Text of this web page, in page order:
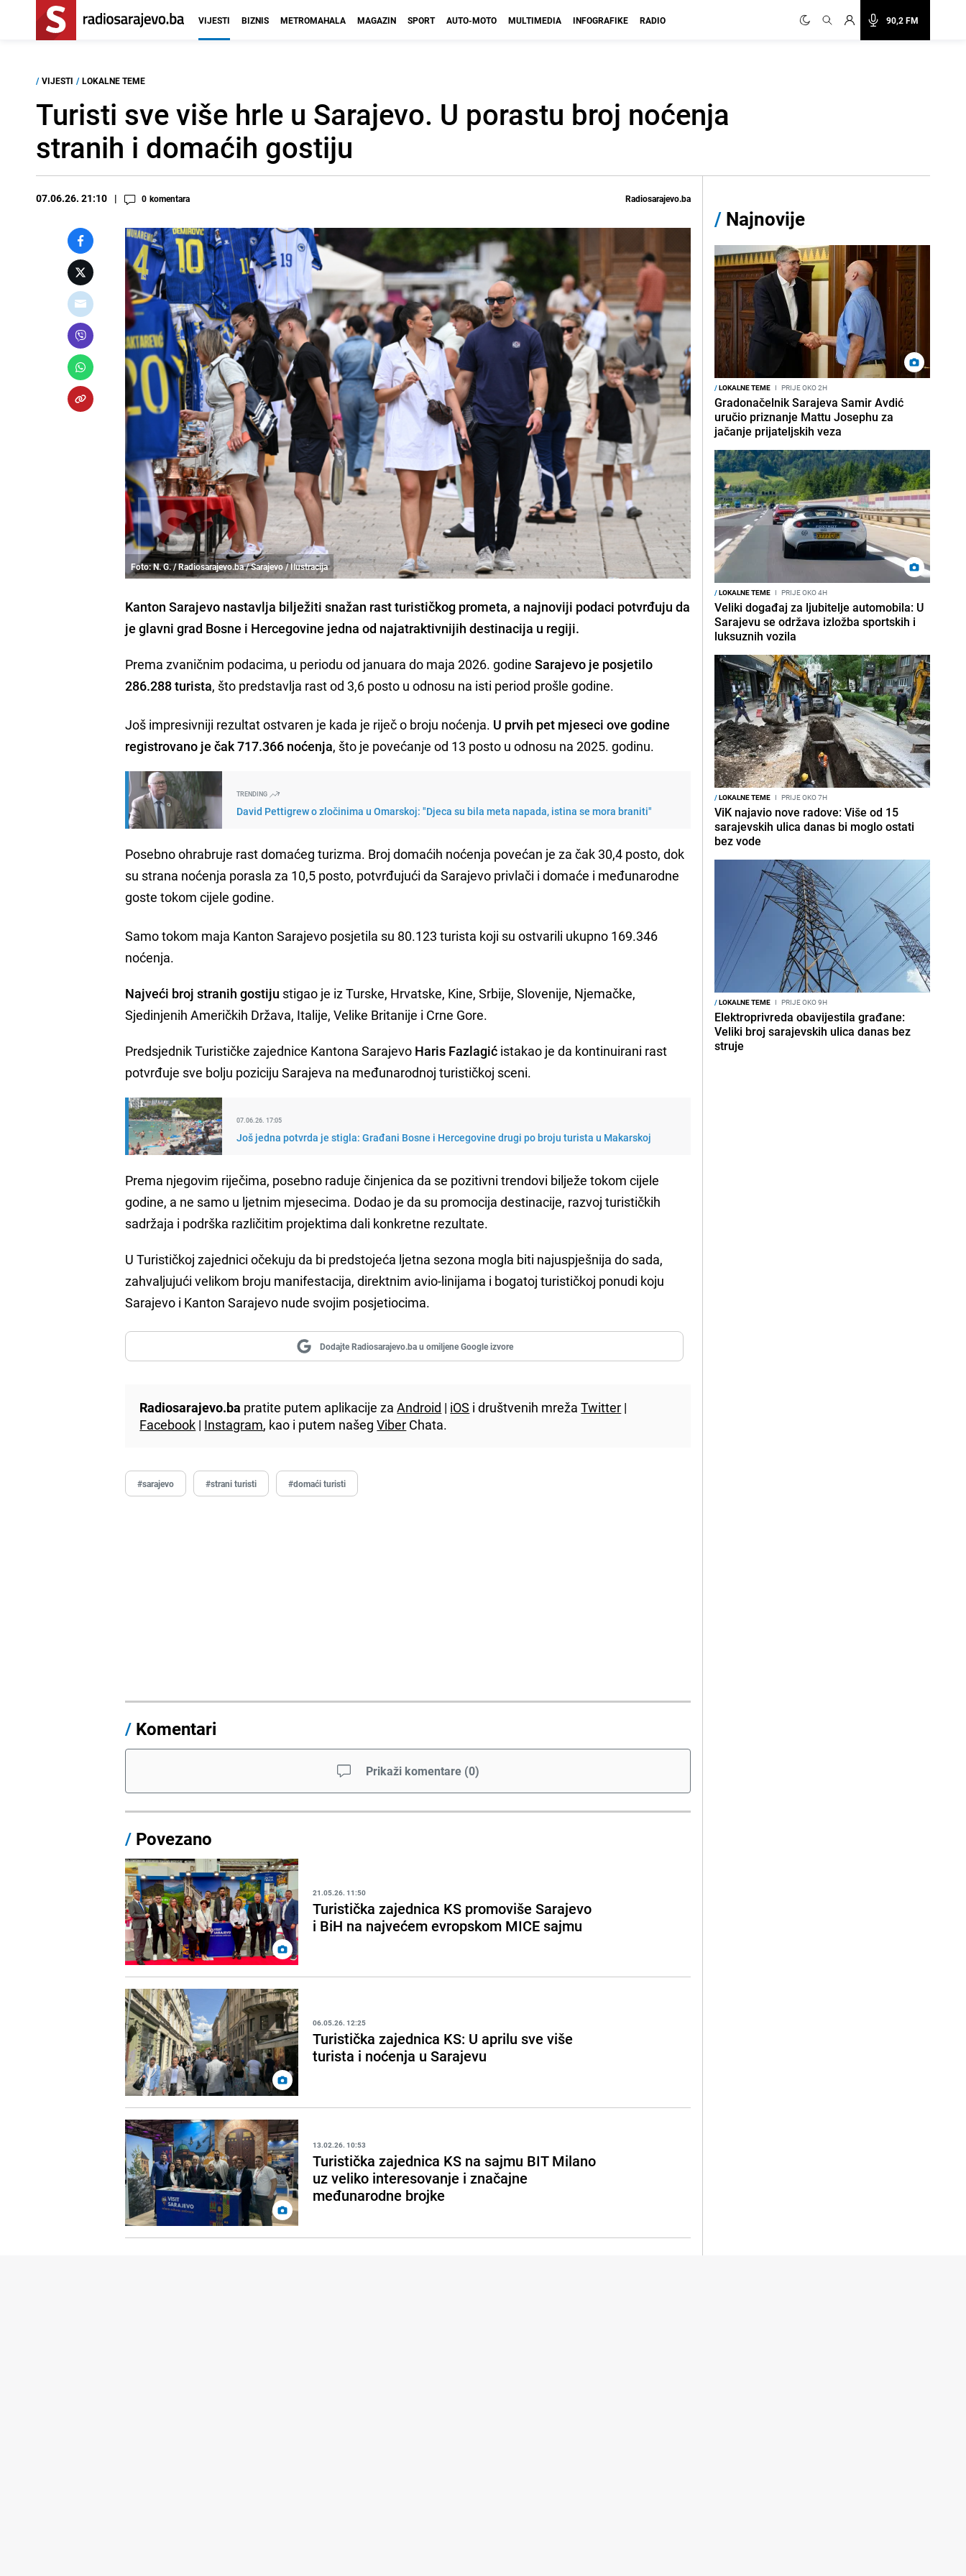
90,2 FM
VIJESTI BIZNIS METROMAHALA MAGAZIN SPORT AUTO-MOTO MULTIMEDIA INFOGRAFIKE RADIO
/ VIJESTI / LOKALNE TEME
Turisti sve više hrle u Sarajevo. U porastu broj noćenja
stranih i domaćih gostiju
07.06.26. 21:10 0 komentara Radiosarajevo.ba
Foto: N. G. / Radiosarajevo.ba / Sarajevo / Ilustracija
Kanton Sarajevo nastavlja bilježiti snažan rast turističkog prometa, a najnoviji podaci potvrđuju da
je glavni grad Bosne i Hercegovine jedna od najatraktivnijih destinacija u regiji.
Prema zvaničnim podacima, u periodu od januara do maja 2026. godineSarajevo je posjetilo
286.288 turista, što predstavlja rast od 3,6 posto u odnosu na isti period prošle godine.
Još impresivniji rezultat ostvaren je kada je riječ o broju noćenja. U prvih pet mjeseci ove godine
registrovano je čak 717.366 noćenja, što je povećanje od 13 posto u odnosu na 2025. godinu.
TRENDING
David Pettigrew o zločinima u Omarskoj: "Djeca su bila meta napada, istina se mora braniti"
Posebno ohrabruje rast domaćeg turizma. Broj domaćih noćenja povećan je za čak 30,4 posto, dok
su strana noćenja porasla za 10,5 posto, potvrđujući da Sarajevo privlači i domaće i međunarodne
goste tokom cijele godine.
Samo tokom maja Kanton Sarajevo posjetila su 80.123 turista koji su ostvarili ukupno 169.346
noćenja.
Najveći broj stranih gostiju stigao je iz Turske, Hrvatske, Kine, Srbije, Slovenije, Njemačke,
Sjedinjenih Američkih Država, Italije, Velike Britanije i Crne Gore.
Predsjednik Turističke zajednice Kantona Sarajevo Haris Fazlagić istakao je da kontinuirani rast
potvrđuje sve bolju poziciju Sarajeva na međunarodnoj turističkoj sceni.
07.06.26. 17:05
Još jedna potvrda je stigla: Građani Bosne i Hercegovine drugi po broju turista u Makarskoj
Prema njegovim riječima, posebno raduje činjenica da se pozitivni trendovi bilježe tokom cijele
godine, a ne samo u ljetnim mjesecima. Dodao je da su promocija destinacije, razvoj turističkih
sadržaja i podrška različitim projektima dali konkretne rezultate.
U Turističkoj zajednici očekuju da bi predstojeća ljetna sezona mogla biti najuspješnija do sada,
zahvaljujući velikom broju manifestacija, direktnim avio-linijama i bogatoj turističkoj ponudi koju
Sarajevo i Kanton Sarajevo nude svojim posjetiocima.
Dodajte Radiosarajevo.ba u omiljene Google izvore
Radiosarajevo.ba pratite putem aplikacije zaAndroid | iOS i društvenih mrežaTwitter |
Facebook | Instagram, kao i putem našegViber Chata.
#sarajevo #strani turisti #domaći turisti
/ Komentari
Prikaži komentare (0)
/ Povezano
21.05.26. 11:50
Turistička zajednica KS promoviše Sarajevo
i BiH na najvećem evropskom MICE sajmu
06.05.26. 12:25
Turistička zajednica KS: U aprilu sve više
turista i noćenja u Sarajevu
13.02.26. 10:53
Turistička zajednica KS na sajmu BIT Milano
uz veliko interesovanje i značajne
međunarodne brojke
/ Najnovije
/LOKALNE TEME I PRIJE OKO 2H
Gradonačelnik Sarajeva Samir Avdić
uručio priznanje Mattu Josephu za
jačanje prijateljskih veza
/LOKALNE TEME I PRIJE OKO 4H
Veliki događaj za ljubitelje automobila: U
Sarajevu se održava izložba sportskih i
luksuznih vozila
/LOKALNE TEME I PRIJE OKO 7H
ViK najavio nove radove: Više od 15
sarajevskih ulica danas bi moglo ostati
bez vode
/LOKALNE TEME I PRIJE OKO 9H
Elektroprivreda obavijestila građane:
Veliki broj sarajevskih ulica danas bez
struje